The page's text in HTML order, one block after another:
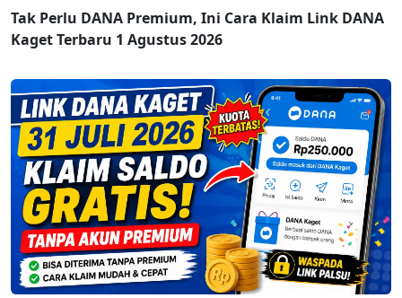
Tak Perlu DANA Premium, Ini Cara Klaim Link DANA
Kaget Terbaru 1 Agustus 2026